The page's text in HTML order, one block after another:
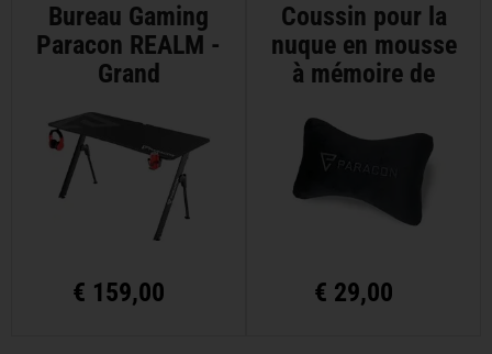
Bureau Gaming
Paracon REALM -
Grand
€ 159,00
Coussin pour la
nuque en mousse
à mémoire de
€ 29,00